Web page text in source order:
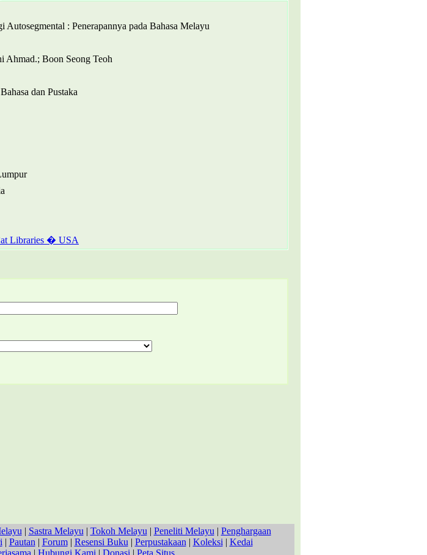
Autosegmental : Penerapannya pada Bahasa Melayu
Ahmad.; Boon Seong Teoh
dan Pustaka
Libraries � USA
| Sastra Melayu | Tokoh Melayu | Peneliti Melayu | Penghargaan
| Pautan | Forum| Resensi Buku | Perpustakaan | Koleksi | Kedai
| Hubungi Kami | Donasi | Peta Situs